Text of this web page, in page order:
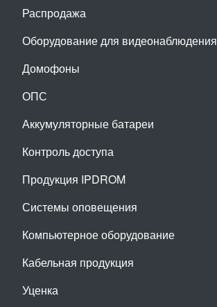
Распродажа
Оборудование для видеонаблюдения
Домофоны
ОПС
Аккумуляторные батареи
Контроль доступа
Продукция IPDROM
Системы оповещения
Компьютерное оборудование
Кабельная продукция
Уценка